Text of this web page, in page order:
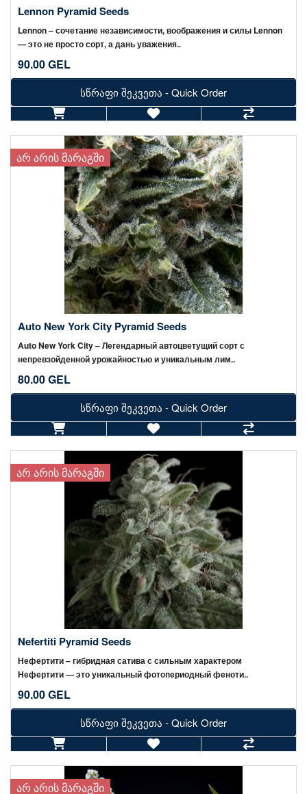
Lennon Pyramid Seeds
Lennon – сочетание независимости, воображения и силы Lennon
— это не просто сорт, а дань уважения..
90.00 GEL
სწრაფი შეკვეთა - Quick Order
ᲐᲠ ᲐᲠᲘᲡ ᲛᲐᲠᲐᲒᲨᲘ
Auto New York City Pyramid Seeds
Auto New York City – Легендарный автоцветущий сорт с
непревзойденной урожайностью и уникальным лим..
80.00 GEL
სწრაფი შეკვეთა - Quick Order
ᲐᲠ ᲐᲠᲘᲡ ᲛᲐᲠᲐᲒᲨᲘ
Nefertiti Pyramid Seeds
Нефертити – гибридная сатива с сильным характером
Нефертити — это уникальный фотопериодный феноти..
90.00 GEL
სწრაფი შეკვეთა - Quick Order
ᲐᲠ ᲐᲠᲘᲡ ᲛᲐᲠᲐᲒᲨᲘ